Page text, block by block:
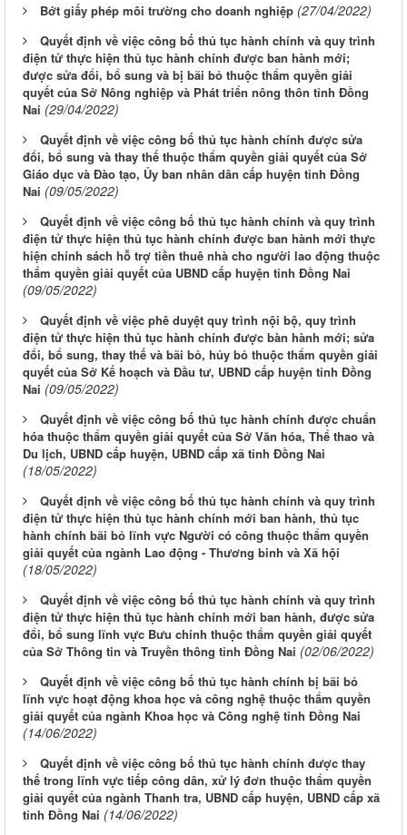
Bớt giấy phép môi trường cho doanh nghiệp (27/04/2022)
Quyết định về việc công bố thủ tục hành chính và quy trình
điện tử thực hiện thủ tục hành chính được ban hành mới;
được sửa đổi, bổ sung và bị bãi bỏ thuộc thẩm quyền giải
quyết của Sở Nông nghiệp và Phát triển nông thôn tỉnh Đồng
Nai (29/04/2022)
Quyết định về việc công bố thủ tục hành chính được sửa
đổi, bổ sung và thay thế thuộc thẩm quyền giải quyết của Sở
Giáo dục và Đào tạo, Ủy ban nhân dân cấp huyện tỉnh Đồng
Nai (09/05/2022)
Quyết định về việc công bố thủ tục hành chính và quy trình
điện tử thực hiện thủ tục hành chính được ban hành mới thực
hiện chính sách hỗ trợ tiền thuê nhà cho người lao động thuộc
thẩm quyền giải quyết của UBND cấp huyện tỉnh Đồng Nai
(09/05/2022)
Quyết định về việc phê duyệt quy trình nội bộ, quy trình
điện tử thực hiện thủ tục hành chính được bàn hành mới; sửa
đổi, bổ sung, thay thế và bãi bỏ, hủy bỏ thuộc thẩm quyền giải
quyết của Sở Kế hoạch và Đầu tư, UBND cấp huyện tỉnh Đồng
Nai (09/05/2022)
Quyết định về việc công bố thủ tục hành chính được chuẩn
hóa thuộc thẩm quyền giải quyết của Sở Văn hóa, Thể thao và
Du lịch, UBND cấp huyện, UBND cấp xã tỉnh Đồng Nai
(18/05/2022)
Quyết định về việc công bố thủ tục hành chính và quy trình
điện tử thực hiện thủ tục hành chính mới ban hành, thủ tục
hành chính bãi bỏ lĩnh vực Người có công thuộc thẩm quyền
giải quyết của ngành Lao động - Thương binh và Xã hội
(18/05/2022)
Quyết định về việc công bố thủ tục hành chính và quy trình
điện tử thực hiện thủ tục hành chính mới ban hành, được sửa
đổi, bổ sung lĩnh vực Bưu chính thuộc thẩm quyền giải quyết
của Sở Thông tin và Truyền thông tỉnh Đồng Nai (02/06/2022)
Quyết định về việc công bố thủ tục hành chính bị bãi bỏ
lĩnh vực hoạt động khoa học và công nghệ thuộc thẩm quyền
giải quyết của ngành Khoa học và Công nghệ tỉnh Đồng Nai
(14/06/2022)
Quyết định về việc công bố thủ tục hành chính được thay
thế trong lĩnh vực tiếp công dân, xử lý đơn thuộc thẩm quyền
giải quyết của ngành Thanh tra, UBND cấp huyện, UBND cấp xã
tỉnh Đồng Nai (14/06/2022)